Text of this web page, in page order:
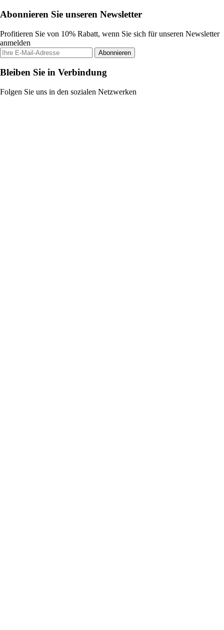
Abonnieren Sie unseren Newsletter
Profitieren Sie von 10% Rabatt, wenn Sie sich für unseren Newsletter
anmelden
Abonnieren
Bleiben Sie in Verbindung
Folgen Sie uns in den sozialen Netzwerken